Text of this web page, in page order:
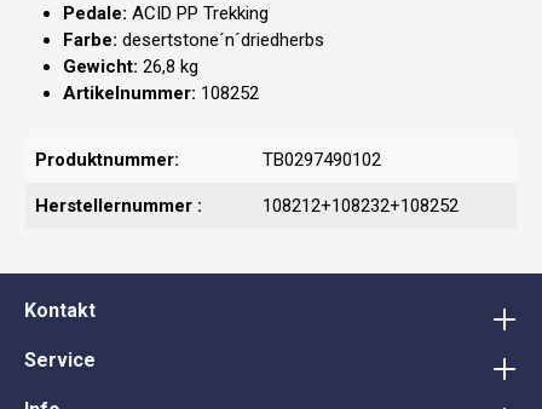
Pedale: ACID PP Trekking
Farbe: desertstone´n´driedherbs
Gewicht: 26,8 kg
Artikelnummer: 108252
Produktnummer: TB0297490102
Herstellernummer : 108212+108232+108252
Kontakt
Service